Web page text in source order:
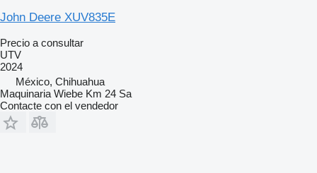
John Deere XUV835E
Precio a consultar
UTV
2024
México, Chihuahua
Maquinaria Wiebe Km 24 Sa
Contacte con el vendedor